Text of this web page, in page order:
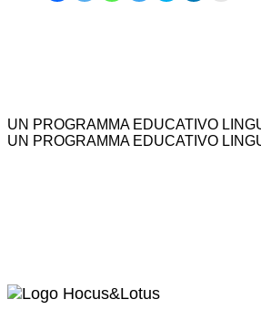
UN PROGRAMMA EDUCATIVO
UN PROGRAMMA EDUCATIVO